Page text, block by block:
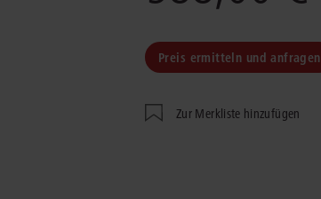
Medizinrecht
Preis ermitteln und anfragen
Zur Merkliste hinzufügen